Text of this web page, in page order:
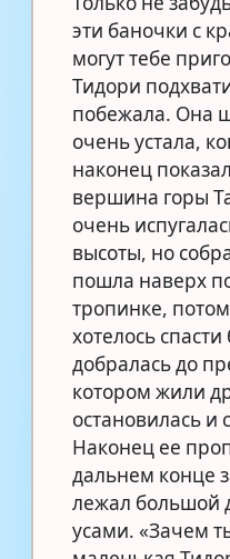
эти баночки с
могут тебе
Тидори
побежала. Она
очень устала,
наконец
вершина горы
очень
высоты, но
пошла наверх
тропинке,
хотелось
добралась до
котором жили
остановилась и
Наконец ее
дальнем конце
лежал большой
усами. «Зачем